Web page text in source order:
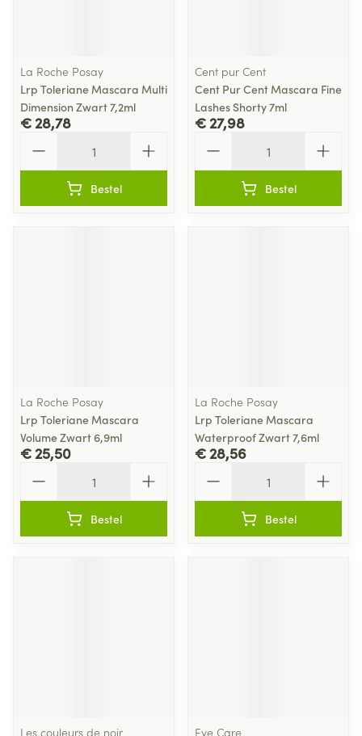
La Roche Posay
Lrp Toleriane Mascara Multi
Dimension Zwart 7,2ml
€ 28,78
Bestel
Cent pur Cent
Cent Pur Cent Mascara Fine
Lashes Shorty 7ml
€ 27,98
Bestel
La Roche Posay
Lrp Toleriane Mascara
Volume Zwart 6,9ml
€ 25,50
Bestel
La Roche Posay
Lrp Toleriane Mascara
Waterproof Zwart 7,6ml
€ 28,56
Bestel
Les couleurs de noir Eye Care